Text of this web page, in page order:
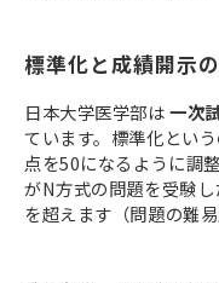
標準化と成績開示
日本大学医学部は一次
ています。標準化とい
点を50になるように調
がN方式の問題を受験
を超えます（問題の難